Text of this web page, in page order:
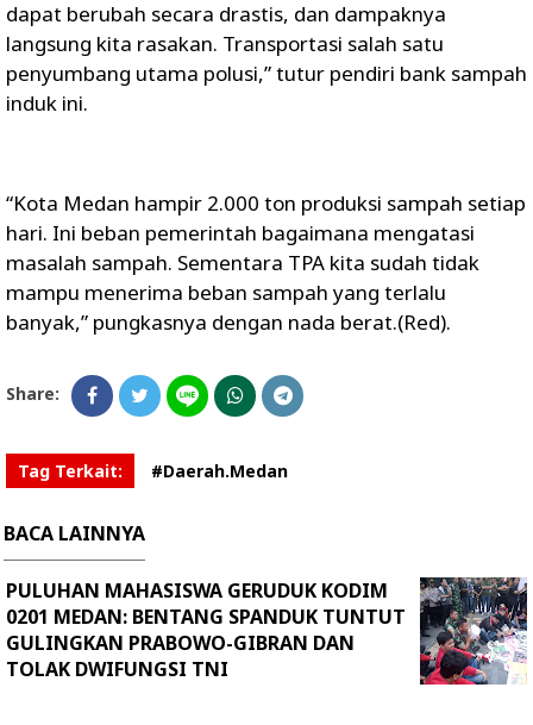
dapat berubah secara drastis, dan dampaknya
langsung kita rasakan. Transportasi salah satu
penyumbang utama polusi,” tutur pendiri bank sampah
induk ini.
“Kota Medan hampir 2.000 ton produksi sampah setiap
hari. Ini beban pemerintah bagaimana mengatasi
masalah sampah. Sementara TPA kita sudah tidak
mampu menerima beban sampah yang terlalu
banyak,” pungkasnya dengan nada berat.(Red).
Share:
Tag Terkait: #Daerah.Medan
BACA LAINNYA
PULUHAN MAHASISWA GERUDUK KODIM
0201 MEDAN: BENTANG SPANDUK TUNTUT
GULINGKAN PRABOWO-GIBRAN DAN
TOLAK DWIFUNGSI TNI